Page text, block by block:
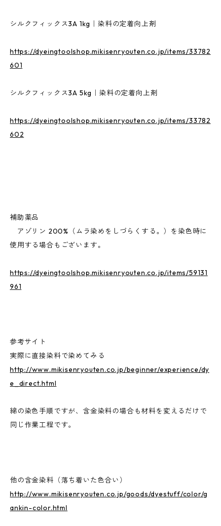
シルクフィックス3A 1kg｜染料の定着向上剤
https://dyeingtoolshop.mikisenryouten.co.jp/items/33782
601
シルクフィックス3A 5kg｜染料の定着向上剤
https://dyeingtoolshop.mikisenryouten.co.jp/items/33782
602
補助薬品
アゾリン 200%（ムラ染めをしづらくする。）を染色時に
使用する場合もございます。
https://dyeingtoolshop.mikisenryouten.co.jp/items/59131
961
参考サイト
実際に直接染料で染めてみる
http://www.mikisenryouten.co.jp/beginner/experience/dy
e_direct.html
綿の染色手順ですが、含金染料の場合も材料を変えるだけで
同じ作業工程です。
他の含金染料（落ち着いた色合い）
http://www.mikisenryouten.co.jp/goods/dyestuff/color/g
ankin-color.html